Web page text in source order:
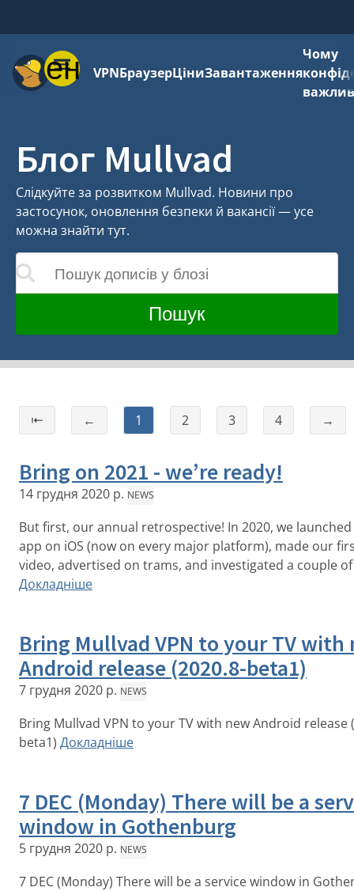
МенюVPNБраузерЦіниЗавантаження
Чому
Блог Mullvad
Слідкуйте за розвитком Mullvad. Новини про
застосунок, оновлення безпеки й вакансії — усе
можна знайти тут.
Пошук дописів у блозі
в процесі введення
Пошук
⇤ ← 1 2 3 4 →
Bring on 2021 - we’re ready!
14 грудня 2020 р. NEWS
But first, our annual retrospective! In 2020, we
app on iOS (now on every major platform), made our
video, advertised on trams, and investigated a couple
Докладніше
Bring Mullvad VPN to your TV with
Android release (2020.8-beta1)
7 грудня 2020 р. NEWS
Bring Mullvad VPN to your TV with new Android release
beta1) Докладніше
7 DEC (Monday) There will be a
window in Gothenburg
5 грудня 2020 р. NEWS
7 DEC (Monday) There will be a service window in